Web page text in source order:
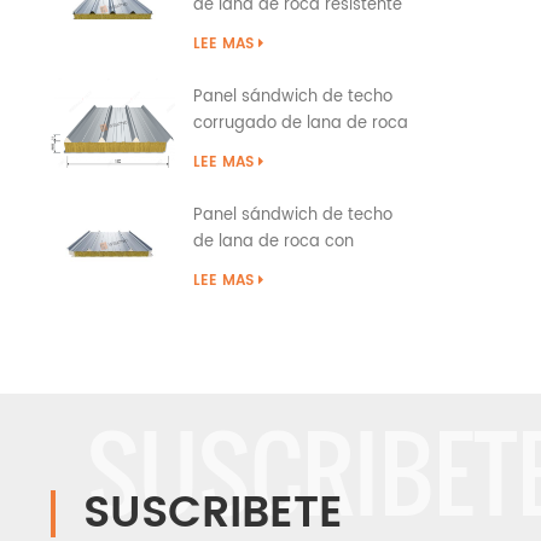
de lana de roca resistente
al fuego con tapa a presión
LEE MAS
Panel sándwich de techo
corrugado de lana de roca
tipo superposición
LEE MAS
Panel sándwich de techo
de lana de roca con
costura permanente con
LEE MAS
SUSCRIBETE